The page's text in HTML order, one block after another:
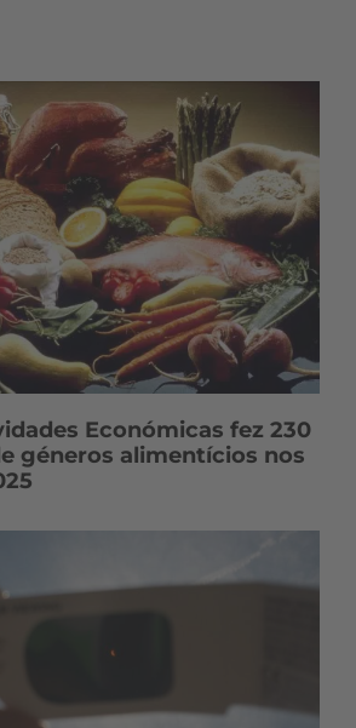
Económicas fez 230
géneros alimentícios nos